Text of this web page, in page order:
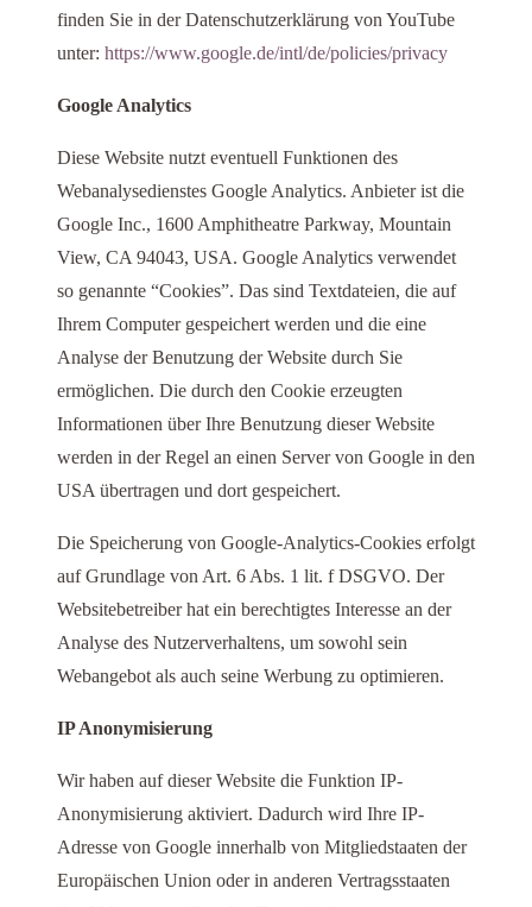
finden Sie in der Datenschutzerklärung von YouTube
unter: https://www.google.de/intl/de/policies/privacy
Google Analytics
Diese Website nutzt eventuell Funktionen des
Webanalysedienstes Google Analytics. Anbieter ist die
Google Inc., 1600 Amphitheatre Parkway, Mountain
View, CA 94043, USA. Google Analytics verwendet
so genannte “Cookies”. Das sind Textdateien, die auf
Ihrem Computer gespeichert werden und die eine
Analyse der Benutzung der Website durch Sie
ermöglichen. Die durch den Cookie erzeugten
Informationen über Ihre Benutzung dieser Website
werden in der Regel an einen Server von Google in den
USA übertragen und dort gespeichert.
Die Speicherung von Google-Analytics-Cookies erfolgt
auf Grundlage von Art. 6 Abs. 1 lit. f DSGVO. Der
Websitebetreiber hat ein berechtigtes Interesse an der
Analyse des Nutzerverhaltens, um sowohl sein
Webangebot als auch seine Werbung zu optimieren.
IP Anonymisierung
Wir haben auf dieser Website die Funktion IP-
Anonymisierung aktiviert. Dadurch wird Ihre IP-
Adresse von Google innerhalb von Mitgliedstaaten der
Europäischen Union oder in anderen Vertragsstaaten